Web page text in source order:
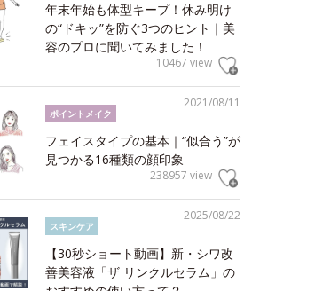
年末年始も体型キープ！休み明け
の“ドキッ”を防ぐ3つのヒント｜美
容のプロに聞いてみました！
10467 view
2021/08/11
ポイントメイク
フェイスタイプの基本｜“似合う”が
見つかる16種類の顔印象
238957 view
2025/08/22
スキンケア
【30秒ショート動画】新・シワ改
善美容液「ザ リンクルセラム」の